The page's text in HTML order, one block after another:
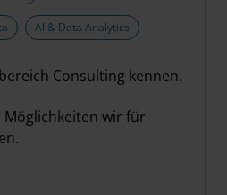
AI & Data Analytics
Consulting kennen.
Möglichkeiten wir für